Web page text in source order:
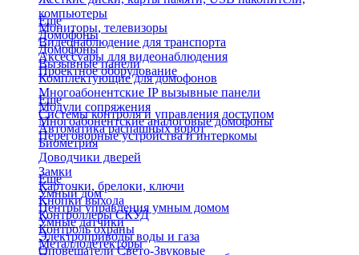
компьютеры
Мониторы, телевизоры
Видеонаблюдение для транспорта
Аксессуары для видеонаблюдения
Проектное оборудование
Еще
Домофоны
Домофоны
Вызывные панели
Комплектующие для домофонов
Многоабонентские IP вызывные панели
Модули сопряжения
Многоабонентские аналоговые домофоны
Переговорные устройства и интеркомы
Еще
Системы контроля и управления доступом
Автоматика распашных ворот
Биометрия
Доводчики дверей
Замки
Карточки, брелоки, ключи
Кнопки выхода
Контроллеры СКУД
Контроль охраны
Металлодетекторы
Еще
Умный дом
Центры управления умным домом
Умные датчики
Электроприводы воды и газа
Оповещатели Свето-Звуковые